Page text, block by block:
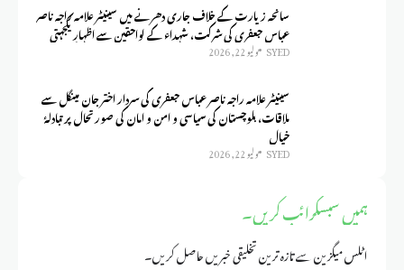
سانحہ زیارت کے خلاف جاری دھرنے میں سینیٹر علامہ راجہ ناصر
عباس جعفری کی شرکت، شہداء کے لواحقین سے اظہارِ یکجہتی
SYED يوليو 22, 2026
سینیٹر علامہ راجہ ناصر عباس جعفری کی سردار اختر جان مینگل سے
ملاقات، بلوچستان کی سیاسی و امن و امان کی صورتحال پر تبادلۂ
خیال
SYED يوليو 22, 2026
ہمیں سبسکرائب کریں۔
اٹلس میگزین سے تازہ ترین تخلیقی خبریں حاصل کریں۔